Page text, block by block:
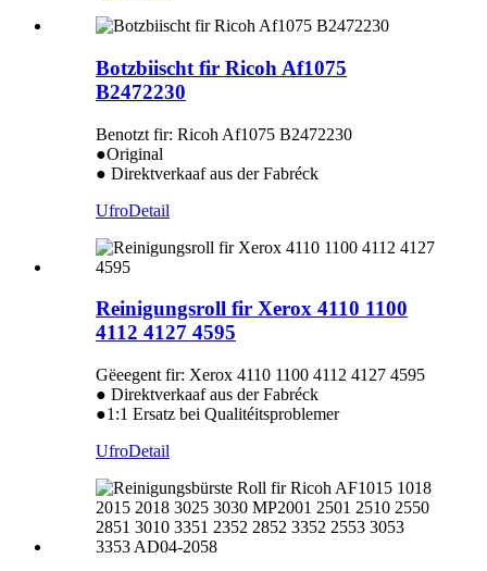
Botzbiischt fir Ricoh Af1075
B2472230
Benotzt fir: Ricoh Af1075 B2472230
●Original
● Direktverkaaf aus der Fabréck
UfroDetail
Reinigungsroll fir Xerox 4110 1100
4112 4127 4595
Gëeegent fir: Xerox 4110 1100 4112 4127 4595
● Direktverkaaf aus der Fabréck
●1:1 Ersatz bei Qualitéitsproblemer
UfroDetail